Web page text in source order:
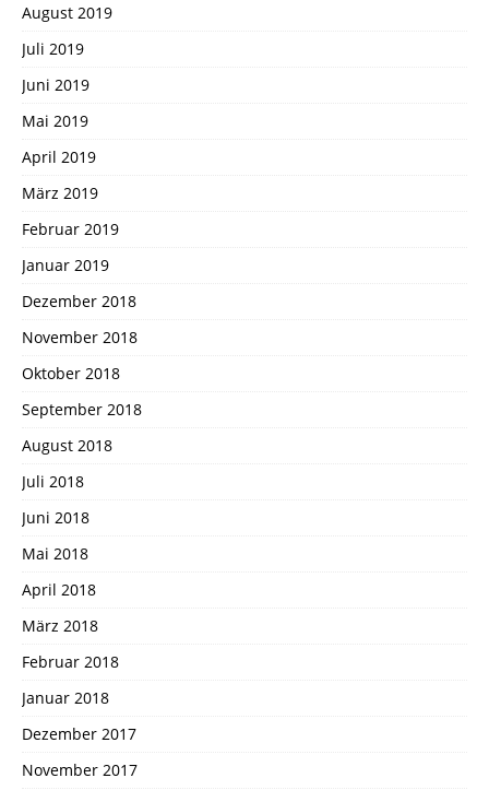
August 2019
Juli 2019
Juni 2019
Mai 2019
April 2019
März 2019
Februar 2019
Januar 2019
Dezember 2018
November 2018
Oktober 2018
September 2018
August 2018
Juli 2018
Juni 2018
Mai 2018
April 2018
März 2018
Februar 2018
Januar 2018
Dezember 2017
November 2017